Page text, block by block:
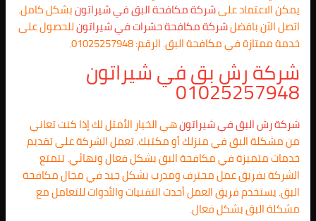
يمكن الاعتماد علىشركة مكافحة البق في شيراتونبشكل كامل.
اتصل الآن بافضلشركة مكافحة حشرات في شيراتونللحصول على
خدمة ممتازة في مكافحة البق. الرقم: 01025257948.
شركة رش بق في شيراتون
01025257948
شركة رش البق في شيراتونهي الخيار الأمثل لك إذا كنت تعاني
من مشكلة البق في منزلك أو مكتبك. تعمل الشركة على تقديم
خدمات متميزة في مكافحة البق بشكل فعال ونهائي. تتمتع
الشركة بفريق عمل محترف ومدرب بشكل جيد في مجال مكافحة
البق. يستخدم فريق العمل أحدث التقنيات والأدوات للتعامل مع
مشكلة البق بشكل فعال.